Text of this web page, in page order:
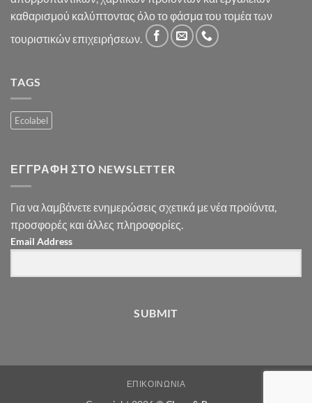
καθαρισμού καλύπτοντας όλο το φάσμα του τομέα των
τουριστικών επιχειρήσεων.
TAGS
Ecolabel
ΕΓΓΡΑΦΉ ΣΤΟ NEWSLETTER
Για να λαμβάνετε ενημερώσεις σχετικά με νέα προϊόντα,
προσφορές και άλλες πληροφορίες.
Email Address
SUBMIT
ΕΠΙΚΟΙΝΩΝΊΑ